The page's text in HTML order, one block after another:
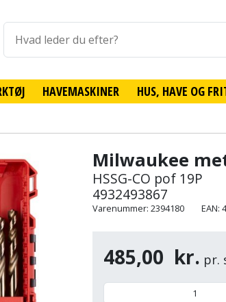
HAVEMASKINER HUS, HAVE OG
Milwaukee
HSSG-CO pof 19P
4932493867
Varenummer: 2394180 EAN:
485,00 kr. pr.